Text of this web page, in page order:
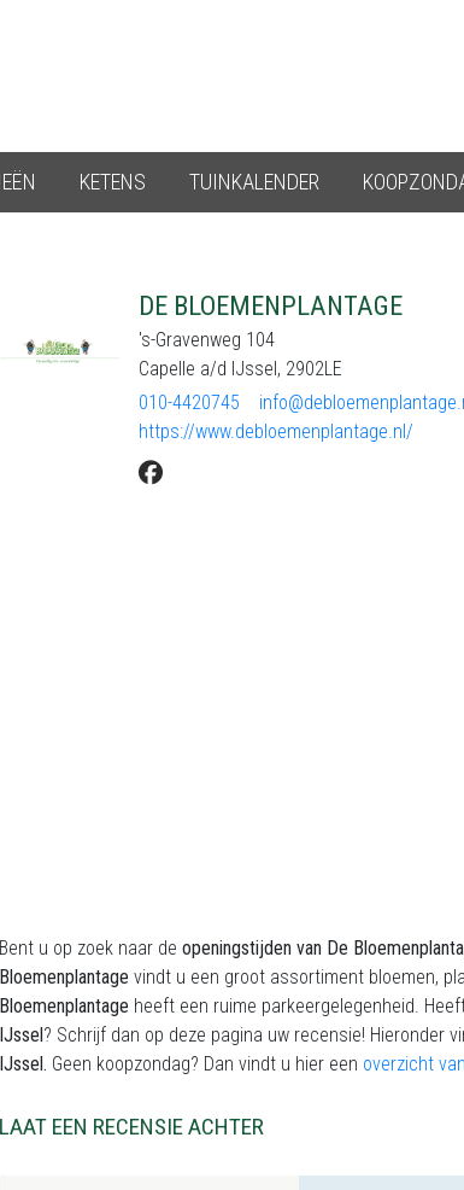
KETENS TUINKALENDER
DE BLOEMENPLANTAGE
's-Gravenweg 104
Capelle a/d IJssel, 2902LE
010-4420745
https://www.debloemenplantage.nl/
Bent u op zoek naar de openingstijden van De
Bloemenplantage vindt u een groot assortiment bloemen,
Bloemenplantage heeft een ruime parkeergelegenheid.
IJssel? Schrijf dan op deze pagina uw recensie! Hieronder
IJssel. Geen koopzondag? Dan vindt u hier een overzicht
LAAT EEN RECENSIE ACHTER